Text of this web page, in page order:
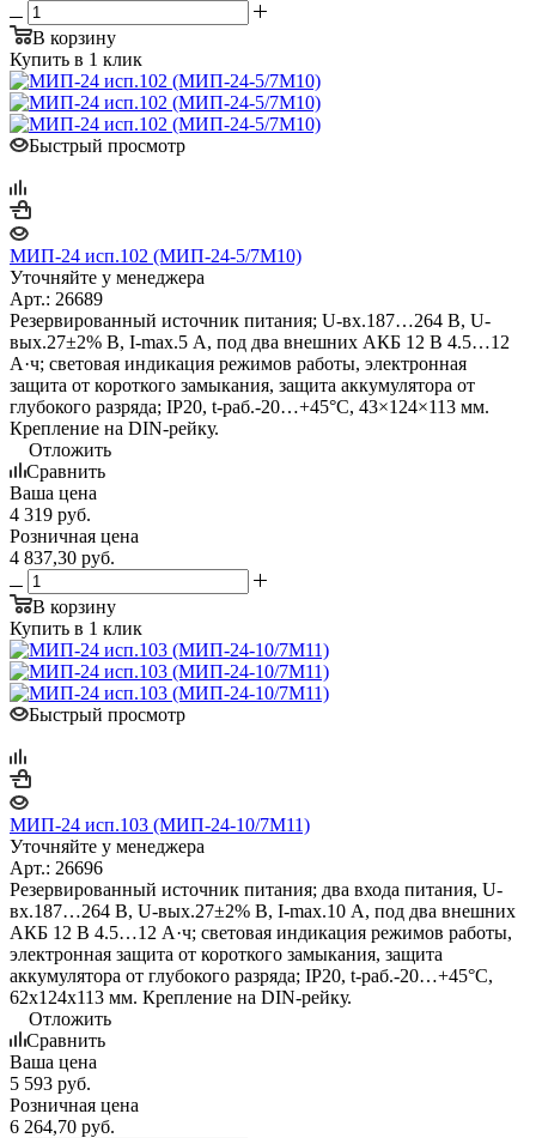
В корзину
Купить в 1 клик
Быстрый просмотр
МИП-24 исп.102 (МИП-24-5/7М10)
Уточняйте у менеджера
Арт.: 26689
Резервированный источник питания; U-вх.187…264 В, U-
вых.27±2% В, I-max.5 А, под два внешних АКБ 12 В 4.5…12
А·ч; световая индикация режимов работы, электронная
защита от короткого замыкания, защита аккумулятора от
глубокого разряда; IP20, t-раб.-20…+45°С, 43×124×113 мм.
Крепление на DIN-рейку.
Отложить
Сравнить
Ваша цена
4 319 руб.
Розничная цена
4 837,30 руб.
В корзину
Купить в 1 клик
Быстрый просмотр
МИП-24 исп.103 (МИП-24-10/7М11)
Уточняйте у менеджера
Арт.: 26696
Резервированный источник питания; два входа питания, U-
вх.187…264 В, U-вых.27±2% В, I-max.10 А, под два внешних
АКБ 12 В 4.5…12 А·ч; световая индикация режимов работы,
электронная защита от короткого замыкания, защита
аккумулятора от глубокого разряда; IP20, t-раб.-20…+45°C,
62х124х113 мм. Крепление на DIN-рейку.
Отложить
Сравнить
Ваша цена
5 593 руб.
Розничная цена
6 264,70 руб.